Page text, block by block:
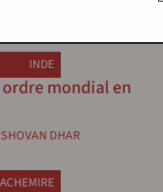
INDE
ordre mondial en
DHAR